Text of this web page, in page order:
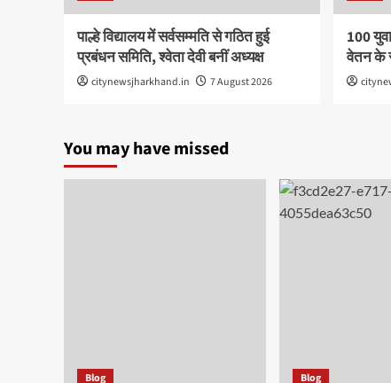
पाल्हे विद्यालय में सर्वसम्मति से गठित हुई
प्रबंधन समिति, श्वेता देवी बनीं अध्यक्ष
citynewsjharkhand.in 7 August 2026
100
वेतन के
You may have missed
Blog Blog